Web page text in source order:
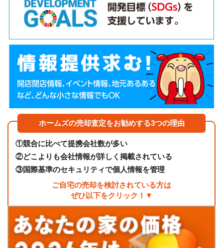
ホームズの売却査定をお勧めする3つの理由
①競合に比べて提携会社数が多い
②どこよりも会社情報が詳しく掲載されている
③国際基準のセキュリティで個人情報を管理
ご自宅の売却を検討されている方は
ぜひ以下をクリック！▼